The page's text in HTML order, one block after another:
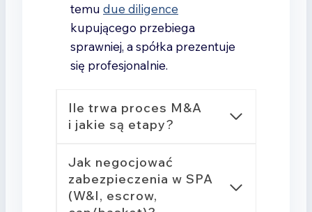
temu due diligence
kupującego przebiega
sprawniej, a spółka prezentuje
się profesjonalnie.
Ile trwa proces M&A
i jakie są etapy?
Jak negocjować
zabezpieczenia w SPA
(W&I, escrow,